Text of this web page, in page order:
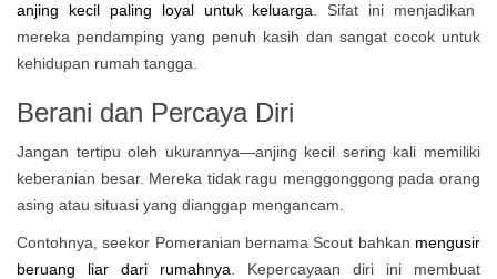
anjing kecil paling loyal untuk keluarga . Sifat ini menjadikan
mereka pendamping yang penuh kasih dan sangat cocok untuk
kehidupan rumah tangga.
Berani dan Percaya Diri
Jangan tertipu oleh ukurannya—anjing kecil sering kali memiliki
keberanian besar. Mereka tidak ragu menggonggong pada orang
asing atau situasi yang dianggap mengancam.
Contohnya, seekor Pomeranian bernama Scout bahkan mengusir
beruang liar dari rumahnya . Kepercayaan diri ini membuat